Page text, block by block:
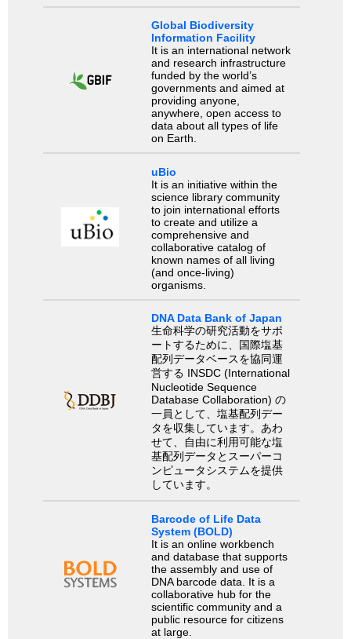
Global Biodiversity
Information Facility
It is an international network
and research infrastructure
funded by the world’s
governments and aimed at
providing anyone,
anywhere, open access to
data about all types of life
on Earth.
uBio
It is an initiative within the
science library community
to join international efforts
to create and utilize a
comprehensive and
collaborative catalog of
known names of all living
(and once-living)
organisms.
DNA Data Bank of Japan
生命科学の研究活動をサポ
ートするために、国際塩基
配列データベースを協同運
営する INSDC (International
Nucleotide Sequence
Database Collaboration) の
一員として、塩基配列デー
タを収集しています。あわ
せて、自由に利用可能な塩
基配列データとスーパーコ
ンピュータシステムを提供
しています。
Barcode of Life Data
System (BOLD)
It is an online workbench
and database that supports
the assembly and use of
DNA barcode data. It is a
collaborative hub for the
scientific community and a
public resource for citizens
at large.